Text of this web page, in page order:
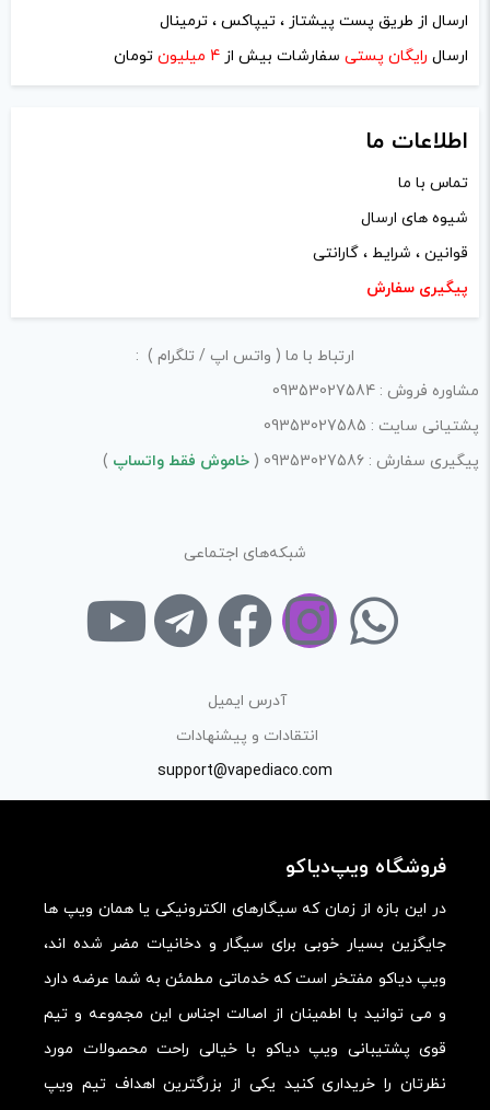
ارسال از طریق پست پیشتاز ، تیپاکس ، ترمینال
ارسال رایگان پستی سفارشات بیش از 4 میلیون تومان
اطلاعات ما
تماس با ما
شیوه های ارسال
قوانین ، شرایط ، گارانتی
پیگیری سفارش
ارتباط با ما ( واتس اپ / تلگرام ) :
مشاوره فروش : 09353027584
پشتیانی سایت : 09353027585
پیگیری سفارش : 09353027586 (
خاموش فقط واتساپ )
شبکه‌های اجتماعی
آدرس ایمیل
انتقادات و پیشنهادات
support@vapediaco.com
فروشگاه ویپ‌دیاکو
در این بازه از زمان که سیگارهای الکترونیکی یا همان ویپ ها
جایگزین بسیار خوبی برای سیگار و دخانیات مضر شده اند،
ویپ دیاکو مفتخر است که خدماتی مطمئن به شما عرضه دارد
و می توانید با اطمینان از اصالت اجناس این مجموعه و تیم
قوی پشتیبانی ویپ دیاکو با خیالی راحت محصولات مورد
نظرتان را خریداری کنید یکی از بزرگترین اهداف تیم ویپ